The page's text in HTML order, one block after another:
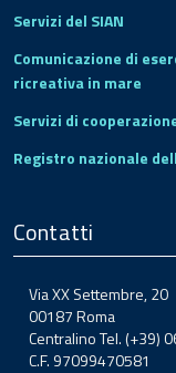
Servizi del SIAN
Comunicazione di
ricreativa in mare
Servizi di
Registro nazionale
Contatti
Via XX Settembre, 20
00187 Roma
Centralino Tel. (+39)
C.F. 97099470581